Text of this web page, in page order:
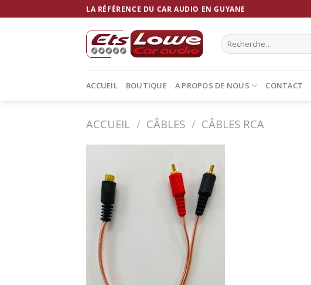
to
LA RÉFÉRENCE DU CAR AUDIO EN GUYANE
Recherche
pour :
ACCUEIL BOUTIQUE A PROPOS DE NOUS CONTACT
ACCUEIL / CÂBLES / CÂBLES RCA